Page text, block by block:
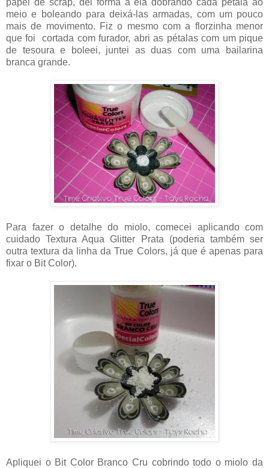
meio e boleando para deixá-las armadas, com um pouco
mais de movimento. Fiz o mesmo com a florzinha menor
que foi cortada com furador, abri as pétalas com um pique
de tesoura e boleei, juntei as duas com uma bailarina
branca grande.
Para fazer o detalhe do miolo, comecei aplicando com
cuidado Textura Aqua Glitter Prata (poderia também ser
outra textura da linha da True Colors, já que é apenas para
fixar o Bit Color).
Apliquei o Bit Color Branco Cru cobrindo todo o miolo da